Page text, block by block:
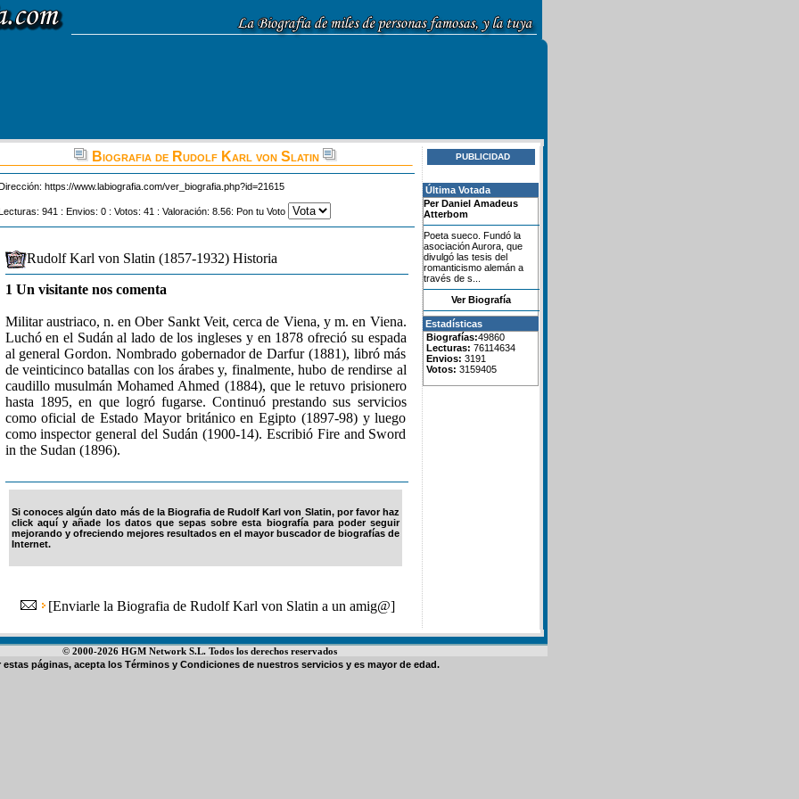
Biografia de Rudolf Karl von Slatin
https://www.labiografia.com/ver_biografia.php?id=21615
941 : Envios: 0 : Votos: 41 : Valoración: 8.56: Pon tu Voto
Rudolf Karl von Slatin (1857-1932) Historia
1 Un visitante nos comenta
Militar austriaco, n. en Ober Sankt Veit, cerca de Viena, y m. en Viena.
Luchó en el Sudán al lado de los ingleses y en 1878 ofreció su espada
al general Gordon. Nombrado gobernador de Darfur (1881), libró más
de veinticinco batallas con los árabes y, finalmente, hubo de rendirse al
caudillo musulmán Mohamed Ahmed (1884), que le retuvo prisionero
hasta 1895, en que logró fugarse. Continuó prestando sus servicios
como oficial de Estado Mayor británico en Egipto (1897-98) y luego
como inspector general del Sudán (1900-14). Escribió Fire and Sword
in the Sudan (1896).
Si conoces algún dato más de la Biografia de Rudolf Karl von Slatin, por favor haz
click aquí y añade los datos que sepas sobre esta biografía para poder seguir
mejorando y ofreciendo mejores resultados en el mayor buscador de biografías de
Internet.
[Enviarle la Biografia de Rudolf Karl von Slatin a un amig@]
PUBLICIDAD
Última Votada
Per Daniel Amadeus
Atterbom
Poeta sueco. Fundó la
asociación Aurora, que
divulgó las tesis del
romanticismo alemán a
través de s...
Ver Biografía
Estadísticas
Biografías:49860
Lecturas: 76114634
Envios: 3191
Votos: 3159405
© 2000-2026 HGM Network S.L. Todos los derechos reservados
estas páginas, acepta los Términos y Condiciones de nuestros servicios y es mayor de edad.